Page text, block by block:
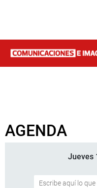
AGENDA
Jueves